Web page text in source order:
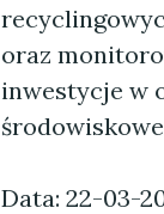
oraz
inwestycje w
Data: 22-03-